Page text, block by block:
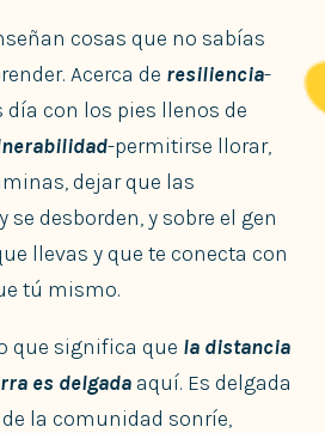
cosas que no sabías
Acerca de resiliencia-
con los pies llenos de
-permitirse llorar,
dejar que las
desborden, y sobre el gen
llevas y que te conecta con
tú mismo.
que significa que la distancia
es delgada aquí. Es delgada
la comunidad sonríe,